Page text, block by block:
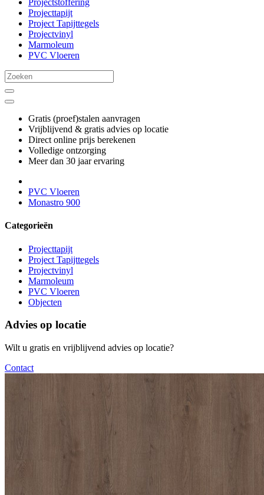
Projectstoffering
Projecttapijt
Project Tapijttegels
Projectvinyl
Marmoleum
PVC Vloeren
Gratis (proef)stalen aanvragen
Vrijblijvend & gratis advies op locatie
Direct online prijs berekenen
Volledige ontzorging
Meer dan 30 jaar ervaring
PVC Vloeren
Monastro 900
Categorieën
Projecttapijt
Project Tapijttegels
Projectvinyl
Marmoleum
PVC Vloeren
Objecten
Advies op locatie
Wilt u gratis en vrijblijvend advies op locatie?
Contact